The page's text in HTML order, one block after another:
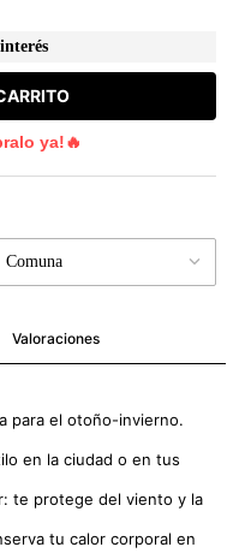
ya!🔥
Comuna
Valoraciones
para el otoño-invierno.
en la ciudad o en tus
te protege del viento y la
tu calor corporal en